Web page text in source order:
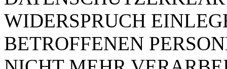
WIDERSPRUCH
BETROFFENEN